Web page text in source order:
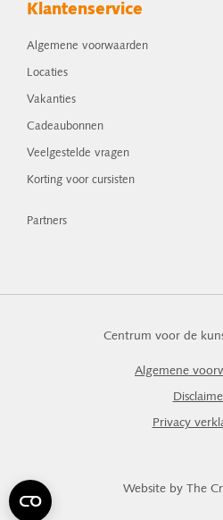
Klantenservice
Algemene voorwaarden
Locaties
Vakanties
Cadeaubonnen
Veelgestelde vragen
Korting voor cursisten
Partners
Centrum voor de
Algemene
Privacy
Website by The